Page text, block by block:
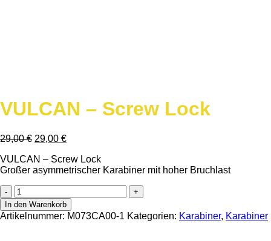
VULCAN – Screw Lock
29,00€ 29,00 €
VULCAN – Screw Lock
Großer asymmetrischer Karabiner mit hoher Bruchlast
VULCAN
-
Screw
Lock
In den Warenkorb
Artikelnummer: M073CA00-1 Kategorien: Karabiner, Karabiner